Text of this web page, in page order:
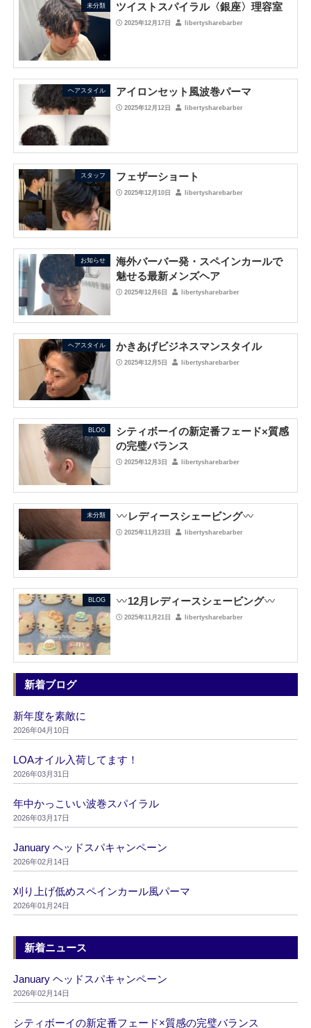
未分類 ツイストスパイラル〈銀座〉理容室
2025年12月17日 libertysharebarber
ヘアスタイル アイロンセット風波巻パーマ
2025年12月12日 libertysharebarber
スタッフ フェザーショート
2025年12月10日 libertysharebarber
お知らせ
海外バーバー発・スペインカールで
魅せる最新メンズヘア
2025年12月6日 libertysharebarber
ヘアスタイル かきあげビジネスマンスタイル
2025年12月5日 libertysharebarber
BLOG
シティボーイの新定番フェード×質感
の完璧バランス
2025年12月3日 libertysharebarber
未分類 レディースシェービング
2025年11月23日 libertysharebarber
BLOG 12月レディースシェービング
2025年11月21日 libertysharebarber
新着ブログ
新年度を素敵に
2026年04月10日
LOAオイル入荷してます！
2026年03月31日
年中かっこいい波巻スパイラル
2026年03月17日
January ヘッドスパキャンペーン
2026年02月14日
刈り上げ低めスペインカール風パーマ
2026年01月24日
新着ニュース
January ヘッドスパキャンペーン
2026年02月14日
シティボーイの新定番フェード×質感の完璧バランス